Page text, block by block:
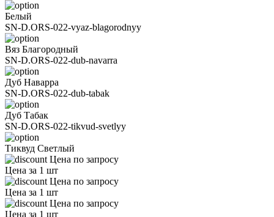
Белый
SN-D.ORS-022-vyaz-blagorodnyy
Вяз Благородный
SN-D.ORS-022-dub-navarra
Дуб Наварра
SN-D.ORS-022-dub-tabak
Дуб Табак
SN-D.ORS-022-tikvud-svetlyy
Тиквуд Светлый
Цена по запросу
Цена за 1 шт
Цена по запросу
Цена за 1 шт
Цена по запросу
Цена за 1 шт